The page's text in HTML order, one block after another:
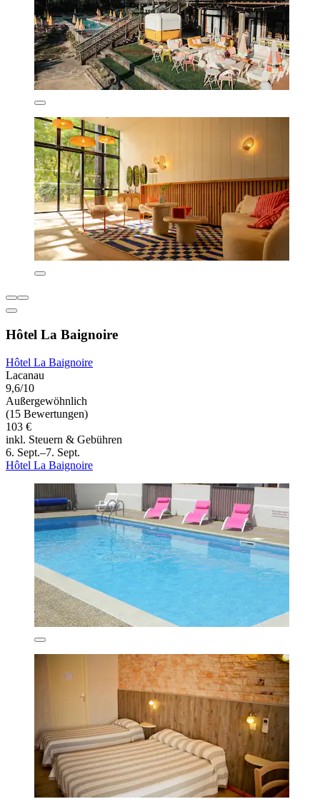
Hôtel La Baignoire
Hôtel La Baignoire
Lacanau
9,6/10
Außergewöhnlich
(15 Bewertungen)
103 €
inkl. Steuern & Gebühren
6. Sept.–7. Sept.
Hôtel La Baignoire